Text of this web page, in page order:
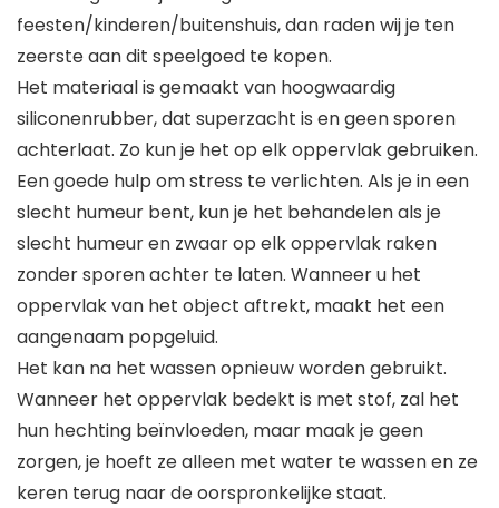
feesten/kinderen/buitenshuis, dan raden wij je ten
zeerste aan dit speelgoed te kopen.
Het materiaal is gemaakt van hoogwaardig
siliconenrubber, dat superzacht is en geen sporen
achterlaat. Zo kun je het op elk oppervlak gebruiken.
Een goede hulp om stress te verlichten. Als je in een
slecht humeur bent, kun je het behandelen als je
slecht humeur en zwaar op elk oppervlak raken
zonder sporen achter te laten. Wanneer u het
oppervlak van het object aftrekt, maakt het een
aangenaam popgeluid.
Het kan na het wassen opnieuw worden gebruikt.
Wanneer het oppervlak bedekt is met stof, zal het
hun hechting beïnvloeden, maar maak je geen
zorgen, je hoeft ze alleen met water te wassen en ze
keren terug naar de oorspronkelijke staat.